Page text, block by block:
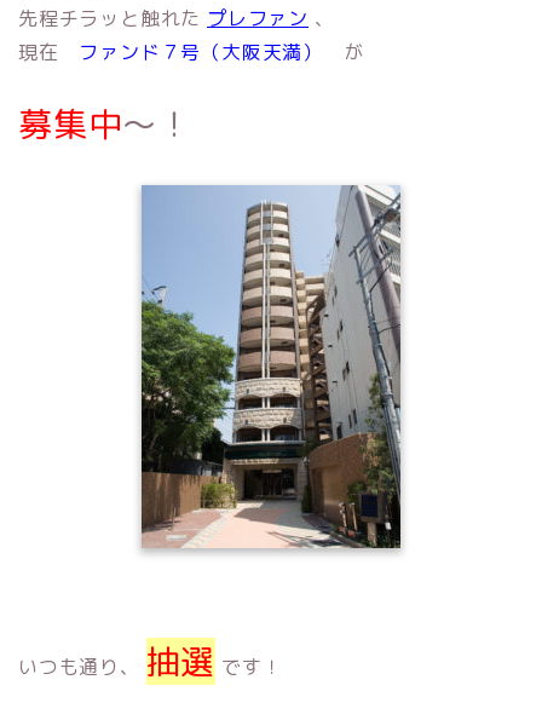
先程チラッと触れた プレファン 、
現在 ファンド７号（大阪天満） が
募集中〜！
いつも通り、 抽選 です！